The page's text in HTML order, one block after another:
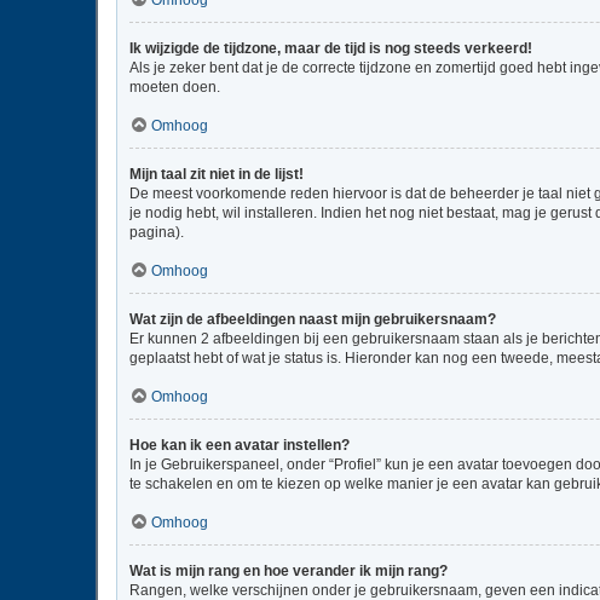
Ik wijzigde de tijdzone, maar de tijd is nog steeds verkeerd!
Als je zeker bent dat je de correcte tijdzone en zomertijd goed hebt
moeten doen.
Omhoog
Mijn taal zit niet in de lijst!
De meest voorkomende reden hiervoor is dat de beheerder je taal
je nodig hebt, wil installeren. Indien het nog niet bestaat, mag je
pagina).
Omhoog
Wat zijn de afbeeldingen naast mijn gebruikersnaam?
Er kunnen 2 afbeeldingen bij een gebruikersnaam staan als je
geplaatst hebt of wat je status is. Hieronder kan nog een tweede,
Omhoog
Hoe kan ik een avatar instellen?
In je Gebruikerspaneel, onder “Profiel” kun je een avatar toevoegen
te schakelen en om te kiezen op welke manier je een avatar kan
Omhoog
Wat is mijn rang en hoe verander ik mijn rang?
Rangen, welke verschijnen onder je gebruikersnaam, geven een